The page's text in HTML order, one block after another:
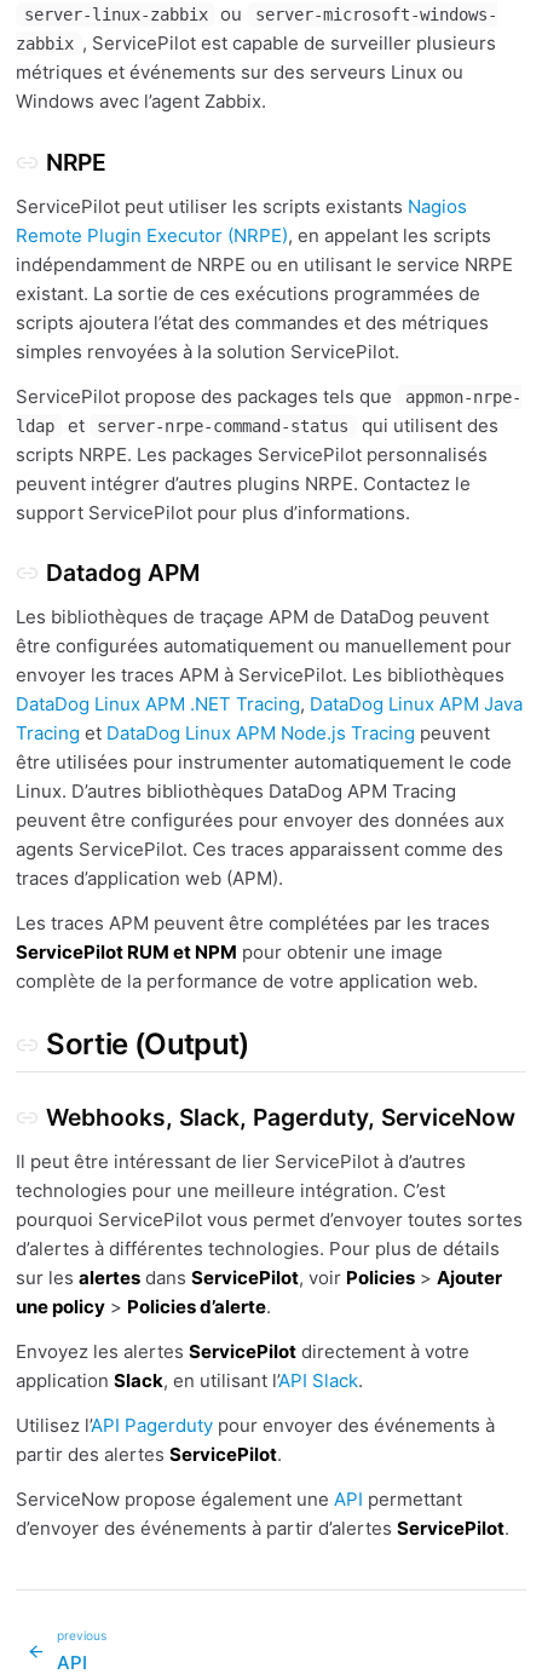
server-linux-zabbix ou
server-microsoft-windows-
zabbix , ServicePilot est capable de surveiller plusieurs
métriques et événements sur des serveurs Linux ou
Windows avec l’agent Zabbix.
NRPE
ServicePilot peut utiliser les scripts existants Nagios
Remote Plugin Executor (NRPE), en appelant les scripts
indépendamment de NRPE ou en utilisant le service NRPE
existant. La sortie de ces exécutions programmées de
scripts ajoutera l’état des commandes et des métriques
simples renvoyées à la solution ServicePilot.
ServicePilot propose des packages tels que
appmon-nrpe-
ldap
et server-nrpe-command-status
qui utilisent des
scripts NRPE. Les packages ServicePilot personnalisés
peuvent intégrer d’autres plugins NRPE. Contactez le
support ServicePilot pour plus d’informations.
Datadog APM
Les bibliothèques de traçage APM de DataDog peuvent
être configurées automatiquement ou manuellement pour
envoyer les traces APM à ServicePilot. Les bibliothèques
DataDog Linux APM .NET Tracing, DataDog Linux APM Java
Tracing et DataDog Linux APM Node.js Tracing peuvent
être utilisées pour instrumenter automatiquement le code
Linux. D’autres bibliothèques DataDog APM Tracing
peuvent être configurées pour envoyer des données aux
agents ServicePilot. Ces traces apparaissent comme des
traces d’application web (APM).
Les traces APM peuvent être complétées par les traces
ServicePilot RUM et NPM pour obtenir une image
complète de la performance de votre application web.
Sortie (Output)
Webhooks, Slack, Pagerduty, ServiceNow
Il peut être intéressant de lier ServicePilot à d’autres
technologies pour une meilleure intégration. C’est
pourquoi ServicePilot vous permet d’envoyer toutes sortes
d’alertes à différentes technologies. Pour plus de détails
sur les alertesdans ServicePilot, voir Policies> Ajouter
une policy> Policies d’alerte.
Envoyez les alertes ServicePilotdirectement à votre
application Slack, en utilisant l’API Slack.
Utilisez l’API Pagerdutypour envoyer des événements à
partir des alertes ServicePilot.
ServiceNow propose également une API permettant
d’envoyer des événements à partir d’alertes ServicePilot.
previous
API